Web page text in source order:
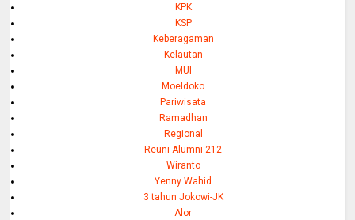
KPK
KSP
Keberagaman
Kelautan
MUI
Moeldoko
Pariwisata
Ramadhan
Regional
Reuni Alumni 212
Wiranto
Yenny Wahid
3 tahun Jokowi-JK
Alor